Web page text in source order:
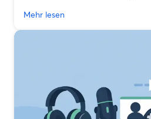
Mehr lesen